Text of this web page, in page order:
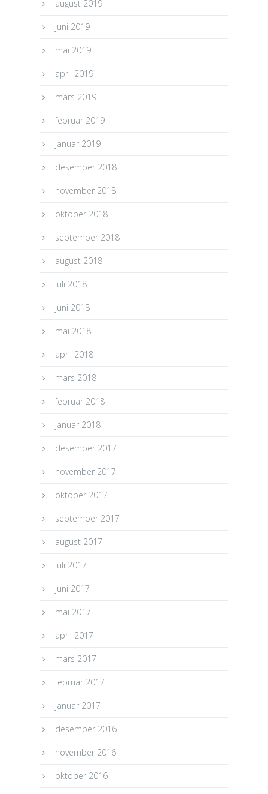
august 2019
juni 2019
mai 2019
april 2019
mars 2019
februar 2019
januar 2019
desember 2018
november 2018
oktober 2018
september 2018
august 2018
juli 2018
juni 2018
mai 2018
april 2018
mars 2018
februar 2018
januar 2018
desember 2017
november 2017
oktober 2017
september 2017
august 2017
juli 2017
juni 2017
mai 2017
april 2017
mars 2017
februar 2017
januar 2017
desember 2016
november 2016
oktober 2016